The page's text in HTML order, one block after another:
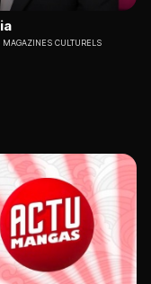
MAGAZINES CULTURELS